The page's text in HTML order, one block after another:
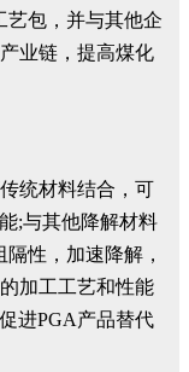
艺包，并与其他企
业链，提高煤化
统材料结合，可
;与其他降解材料
性，加速降解，
加工工艺和性能
进PGA产品替代